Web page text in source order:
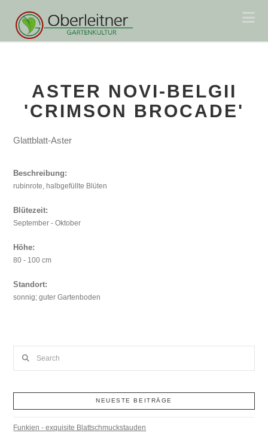
ASTER NOVI-BELGII
'CRIMSON BROCADE'
Glattblatt-Aster
Beschreibung:
rubinrote, halbgefüllte Blüten
Blütezeit:
September - Oktober
Höhe:
80 - 100 cm
Standort:
sonnig; guter Gartenboden
NEUESTE BEITRÄGE
Funkien - exquisite Blattschmuckstauden